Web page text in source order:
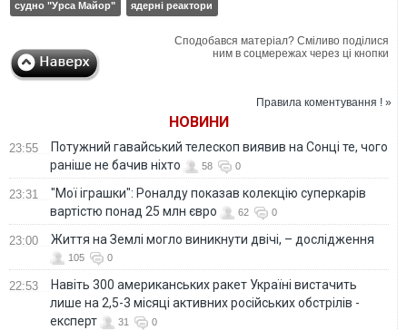
судно "Урса Майор" ядерні реактори
Сподобався матеріал? Сміливо поділися
ним в соцмережах через ці кнопки
Правила коментування ! »
НОВИНИ
23:55
Потужний гавайський телескоп виявив на Сонці те, чого
раніше не бачив ніхто
58 0
23:31
"Мої іграшки": Роналду показав колекцію суперкарів
вартістю понад 25 млн євро
62 0
23:00 Життя на Землі могло виникнути двічі, – дослідження
105 0
22:53
Навіть 300 американських ракет Україні вистачить
лише на 2,5-3 місяці активних російських обстрілів -
експерт
31 0